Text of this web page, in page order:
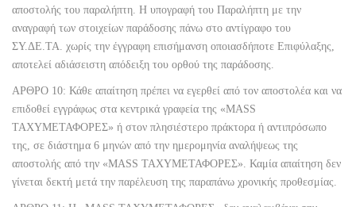
αποστολής του παραλήπτη. Η υπογραφή του Παραλήπτη με την
αναγραφή των στοιχείων παράδοσης πάνω στο αντίγραφο του
ΣΥ.ΔΕ.ΤΑ. χωρίς την έγγραφη επισήμανση οποιασδήποτε Επιφύλαξης,
αποτελεί αδιάσειστη απόδειξη του ορθού της παράδοσης.
ΑΡΘΡΟ 10: Κάθε απαίτηση πρέπει να εγερθεί από τον αποστολέα και να
επιδοθεί εγγράφως στα κεντρικά γραφεία της «MASS
ΤΑΧΥΜΕΤΑΦΟΡΕΣ» ή στον πλησιέστερο πράκτορα ή αντιπρόσωπο
της, σε διάστημα 6 μηνών από την ημερομηνία αναλήψεως της
αποστολής από την «MASS ΤΑΧΥΜΕΤΑΦΟΡΕΣ». Καμία απαίτηση δεν
γίνεται δεκτή μετά την παρέλευση της παραπάνω χρονικής προθεσμίας.